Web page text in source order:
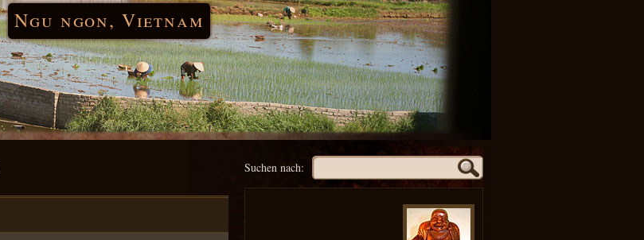
Ngu ngon, Vietnam
Suchen nach: